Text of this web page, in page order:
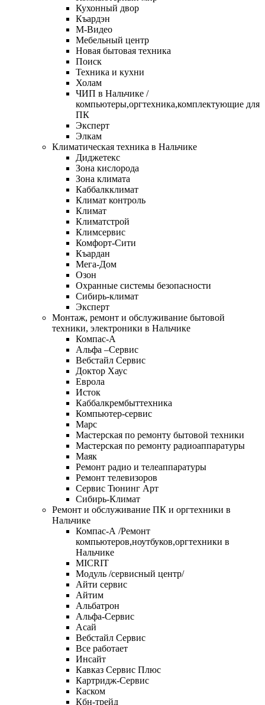
Кухонный двор
Къардэн
М-Видео
Мебельный центр
Новая бытовая техника
Поиск
Техника и кухни
Холам
ЧИП в Нальчике /
компьютеры,оргтехника,комплектующие для
ПК
Эксперт
Элкам
Климатическая техника в Нальчике
Диджетекс
Зона кислорода
Зона климата
Каббалкклимат
Климат контроль
Климат
Климатстрой
Климсервис
Комфорт-Сити
Къардан
Мега-Дом
Озон
Охранные системы безопасности
Сибирь-климат
Эксперт
Монтаж, ремонт и обслуживание бытовой
техники, электроники в Нальчике
Компас-А
Альфа –Сервис
Вебстайл Сервис
Доктор Хаус
Еврола
Исток
Каббалкрембыттехника
Компьютер-сервис
Марс
Мастерская по ремонту бытовой техники
Мастерская по ремонту радиоаппаратуры
Маяк
Ремонт радио и телеаппаратуры
Ремонт телевизоров
Сервис Тюнинг Арт
Сибирь-Климат
Ремонт и обслуживание ПК и оргтехники в
Нальчике
Компас-А /Ремонт
компьютеров,ноутбуков,оргтехники в
Нальчике
MICRIT
Модуль /сервисный центр/
Айти сервис
Айтим
Альбатрон
Альфа-Сервис
Асай
Вебстайл Сервис
Все работает
Инсайт
Кавказ Сервис Плюс
Картридж-Сервис
Каском
Кбн-трейд